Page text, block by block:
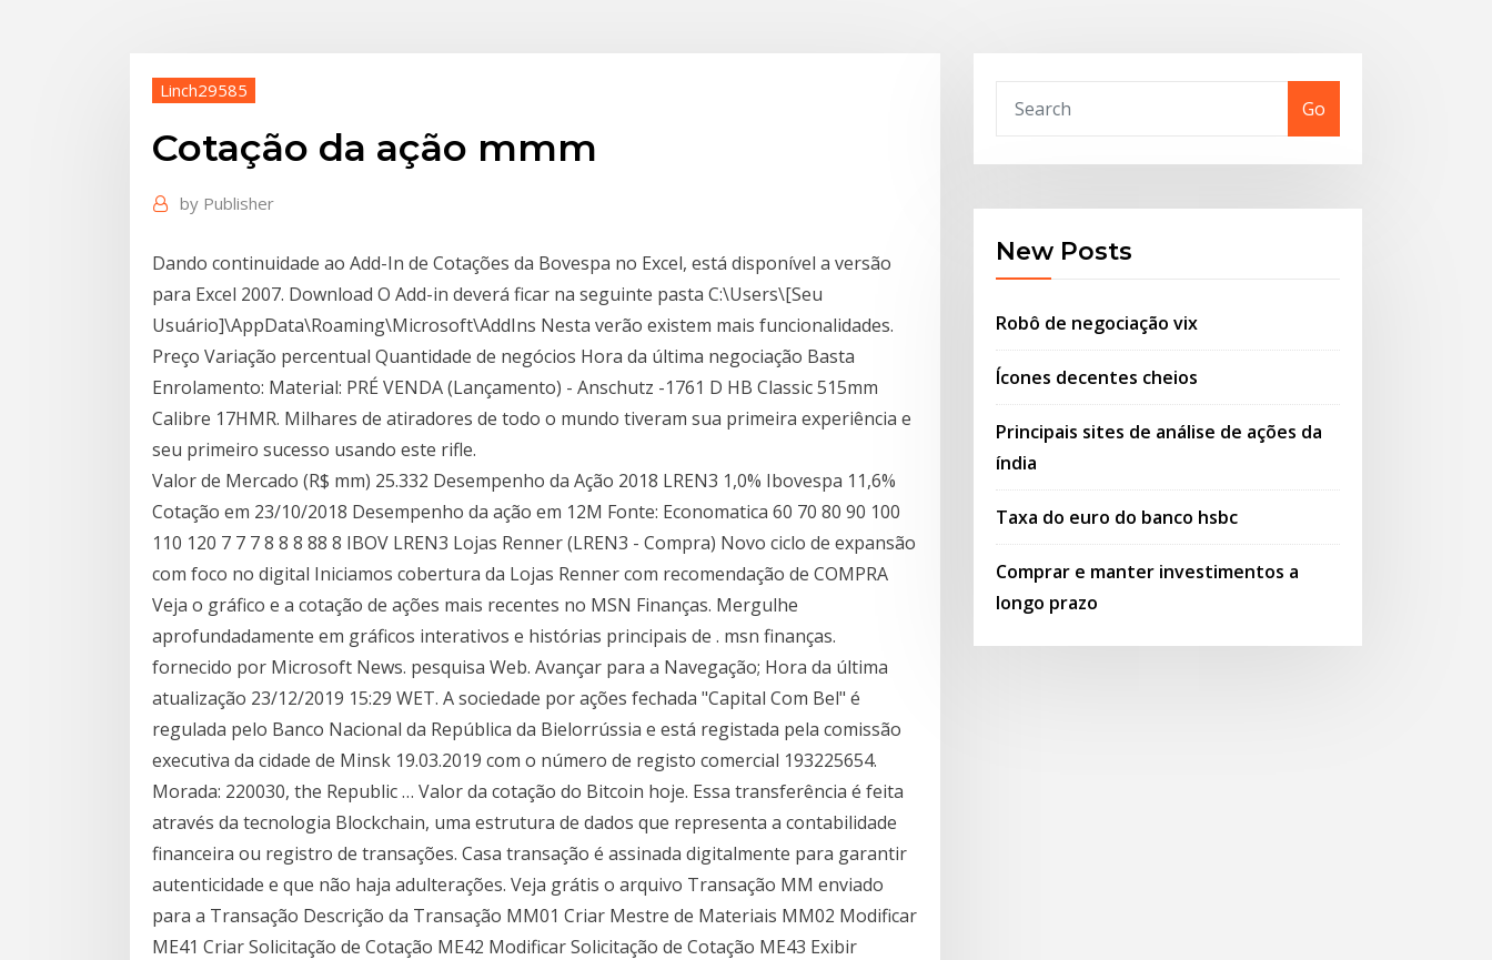
Linch29585
Cotação da ação mmm
by Publisher
Dando continuidade ao Add-In de Cotações da Bovespa no Excel, está disponível a versão
para Excel 2007. Download O Add-in deverá ficar na seguinte pasta C:\Users\[Seu
Usuário]\AppData\Roaming\Microsoft\AddIns Nesta verão existem mais funcionalidades.
Preço Variação percentual Quantidade de negócios Hora da última negociação Basta
Enrolamento: Material: PRÉ VENDA (Lançamento) - Anschutz -1761 D HB Classic 515mm
Calibre 17HMR. Milhares de atiradores de todo o mundo tiveram sua primeira experiência e
seu primeiro sucesso usando este rifle.
Valor de Mercado (R$ mm) 25.332 Desempenho da Ação 2018 LREN3 1,0% Ibovespa 11,6%
Cotação em 23/10/2018 Desempenho da ação em 12M Fonte: Economatica 60 70 80 90 100
110 120 7 7 7 8 8 8 88 8 IBOV LREN3 Lojas Renner (LREN3 - Compra) Novo ciclo de expansão
com foco no digital Iniciamos cobertura da Lojas Renner com recomendação de COMPRA
Veja o gráfico e a cotação de ações mais recentes no MSN Finanças. Mergulhe
aprofundadamente em gráficos interativos e histórias principais de . msn finanças.
fornecido por Microsoft News. pesquisa Web. Avançar para a Navegação; Hora da última
atualização 23/12/2019 15:29 WET. A sociedade por ações fechada "Capital Com Bel" é
regulada pelo Banco Nacional da República da Bielorrússia e está registada pela comissão
executiva da cidade de Minsk 19.03.2019 com o número de registo comercial 193225654.
Morada: 220030, the Republic … Valor da cotação do Bitcoin hoje. Essa transferência é feita
através da tecnologia Blockchain, uma estrutura de dados que representa a contabilidade
financeira ou registro de transações. Casa transação é assinada digitalmente para garantir
autenticidade e que não haja adulterações. Veja grátis o arquivo Transação MM enviado
para a Transação Descrição da Transação MM01 Criar Mestre de Materiais MM02 Modificar
ME41 Criar Solicitação de Cotação ME42 Modificar Solicitação de Cotação ME43 Exibir
Go
New Posts
Robô de negociação vix
Ícones decentes cheios
Principais sites de análise de ações da
índia
Taxa do euro do banco hsbc
Comprar e manter investimentos a
longo prazo